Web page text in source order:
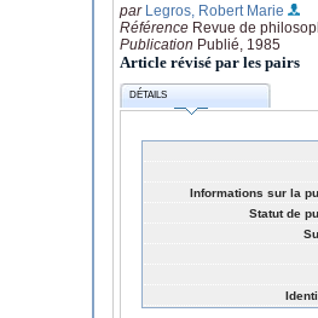
par Legros, Robert Marie
Référence Revue de
Publication Publié, 1985
Article révisé par les pairs
DÉTAILS
Informations sur la
Statut de